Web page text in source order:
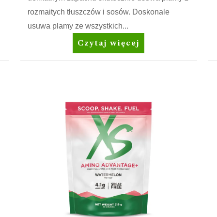
rozmaitych tłuszczów i sosów. Doskonale
usuwa plamy ze wszystkich...
Amway
Home™
Odplamiacz
przed
praniem
Czytaj więcej